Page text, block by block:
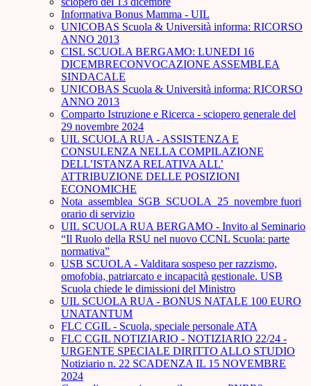
Informativa Bonus Mamma - UIL
UNICOBAS Scuola & Università informa: RICORSO
ANNO 2013
CISL SCUOLA BERGAMO: LUNEDI 16
DICEMBRECONVOCAZIONE ASSEMBLEA
SINDACALE
UNICOBAS Scuola & Università informa: RICORSO
ANNO 2013
Comparto Istruzione e Ricerca - sciopero generale del
29 novembre 2024
UIL SCUOLA RUA - ASSISTENZA E
CONSULENZA NELLA COMPILAZIONE
DELL’ISTANZA RELATIVA ALL’
ATTRIBUZIONE DELLE POSIZIONI
ECONOMICHE
Nota_assemblea_SGB_SCUOLA_25_novembre fuori
orario di servizio
UIL SCUOLA RUA BERGAMO - Invito al Seminario
“Il Ruolo della RSU nel nuovo CCNL Scuola: parte
normativa”
USB SCUOLA - Valditara sospeso per razzismo,
omofobia, patriarcato e incapacità gestionale. USB
Scuola chiede le dimissioni del Ministro
UIL SCUOLA RUA - BONUS NATALE 100 EURO
UNATANTUM
FLC CGIL - Scuola, speciale personale ATA
FLC CGIL NOTIZIARIO - NOTIZIARIO 22/24 -
URGENTE SPECIALE DIRITTO ALLO STUDIO
Notiziario n. 22 SCADENZA IL 15 NOVEMBRE
2024